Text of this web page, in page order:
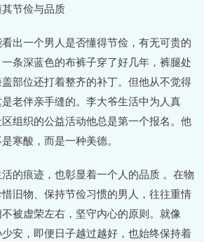
节俭与品质
出一个男人是否懂得节俭，有无可贵的
条深蓝色的布裤子穿了好几年，裤腿处
部位还打着整齐的补丁。但他从不觉得
老伴亲手缝的。李大爷生活中为人真
组织的公益活动他总是第一个报名。他
寒酸，而是一种美德。
的痕迹，也彰显着一个人的品质 。在物
旧物、保持节俭习惯的男人，往往重情
被虚荣左右，坚守内心的原则。就像
少安，即便日子越过越好，也始终保持着